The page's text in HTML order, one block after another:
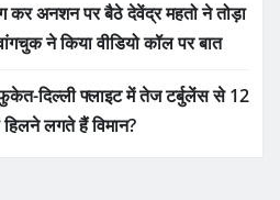
कर अनशन पर बैठे देवेंद्र महतो ने तोड़ा
ने किया वीडियो कॉल पर बात
दिल्ली फ्लाइट में तेज टर्बुलेंस से 12
लगते हैं विमान?